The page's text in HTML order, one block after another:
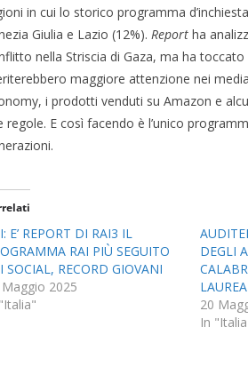
in cui lo storico programma
Giulia e Lazio (12%). Report ha
nella Striscia di Gaza, ma ha
maggiore attenzione nei
i prodotti venduti su Amazon e
regole. E così facendo è l’unico
E’ REPORT DI RAI3 IL
RAI PIÙ SEGUITO
SOCIAL, RECORD GIOVANI
2025
DEGLI
20
In